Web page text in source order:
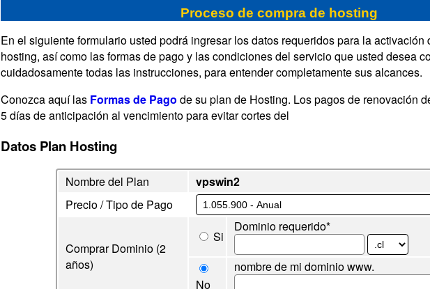
Proceso de compra de hosting
En el siguiente formulario usted podrá ingresar los datos requeridos para la activación
hosting, así como las formas de pago y las condiciones del servicio que usted desea
cuidadosamente todas las instrucciones, para entender completamente sus alcances.
Conozca aquí las Formas de Pago de su plan de Hosting. Los pagos de renovación
5 días de anticipación al vencimiento para evitar cortes del
Datos Plan Hosting
Nombre del Plan
vpswin2
Precio / Tipo de Pago
Comprar Dominio (2
años)
Si
Dominio requerido*
No
nombre de mi dominio www.